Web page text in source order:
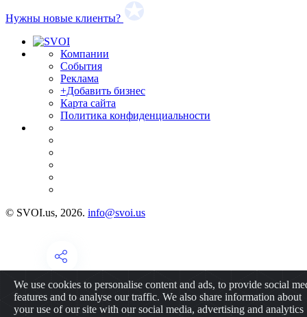
Нужны новые клиенты?
Компании
События
Реклама
+Добавить бизнес
Карта сайта
Политика конфиденциальности
© SVOI.us, 2026. info@svoi.us
We use cookies to personalise content and ads, to provide social
features and to analyse our traffic. We also share information about
your use of our site with our social media, advertising and analytics